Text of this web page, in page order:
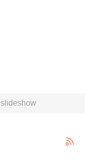
slideshow